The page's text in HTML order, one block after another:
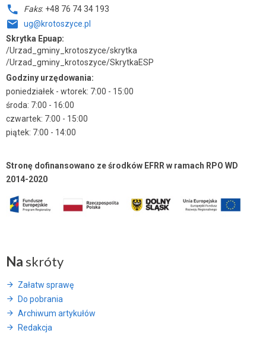
Faks: +48 76 74 34 193
ug@krotoszyce.pl
Skrytka Epuap:
/Urzad_gminy_krotoszyce/skrytka
/Urzad_gminy_krotoszyce/SkrytkaESP
Godziny urzędowania:
poniedziałek - wtorek: 7:00 - 15:00
środa: 7:00 - 16:00
czwartek: 7:00 - 15:00
piątek: 7:00 - 14:00
Stronę dofinansowano ze środków EFRR w ramach RPO WD
2014-2020
Na skróty
Załatw sprawę
Do pobrania
Archiwum artykułów
Redakcja